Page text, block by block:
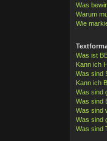
Was
Warum
Wie
Was ist
Kann ich
Was sind
Kann ich
Was sind
Was sind
Was sind
Was sind
Was sind